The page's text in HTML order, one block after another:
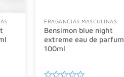
FRAGANCIAS MASCULINAS
Bensimon blue night
extreme eau de parfum
100ml